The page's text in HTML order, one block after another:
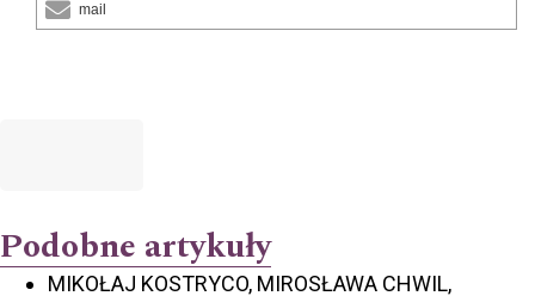
mail
Podobne artykuły
MIKOŁAJ KOSTRYCO, MIROSŁAWA CHWIL,